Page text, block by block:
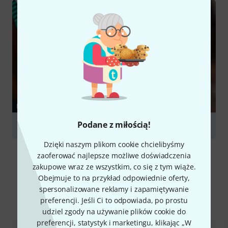
Podane z miłością!
Dzięki naszym plikom cookie chcielibyśmy
zaoferować najlepsze możliwe doświadczenia
zakupowe wraz ze wszystkim, co się z tym wiąże.
Obejmuje to na przykład odpowiednie oferty,
spersonalizowane reklamy i zapamiętywanie
preferencji. Jeśli Ci to odpowiada, po prostu
udziel zgody na używanie plików cookie do
preferencji, statystyk i marketingu, klikając „W
PORADNIKI
Porównaj opcje